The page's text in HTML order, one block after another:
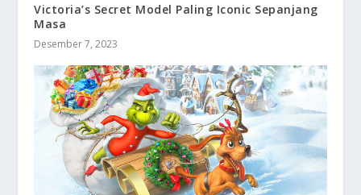
Victoria’s Secret Model Paling Iconic Sepanjang
Masa
Desember 7, 2023